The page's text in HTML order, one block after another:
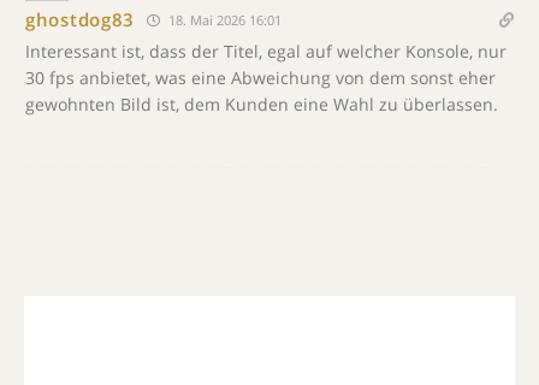
ghostdog83 18. Mai 2026 16:01
Interessant ist, dass der Titel, egal auf welcher Konsole, nur
30 fps anbietet, was eine Abweichung von dem sonst eher
gewohnten Bild ist, dem Kunden eine Wahl zu überlassen.